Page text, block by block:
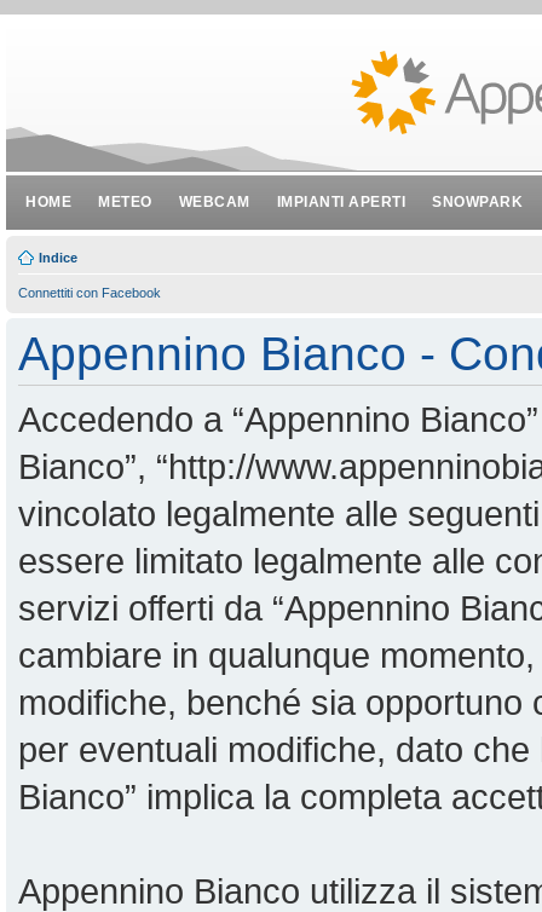
HOME METEO WEBCAM IMPIANTI APERTI SNOWPARK
Indice
Connettiti con Facebook
Appennino Bianco -
Accedendo a “Appennino
Bianco”, “http://
vincolato legalmente alle
essere limitato legalmente alle
servizi offerti da “Appennino
cambiare in qualunque
modifiche, benché sia
per eventuali modifiche, dato che
Bianco” implica la completa
Appennino Bianco utilizza il